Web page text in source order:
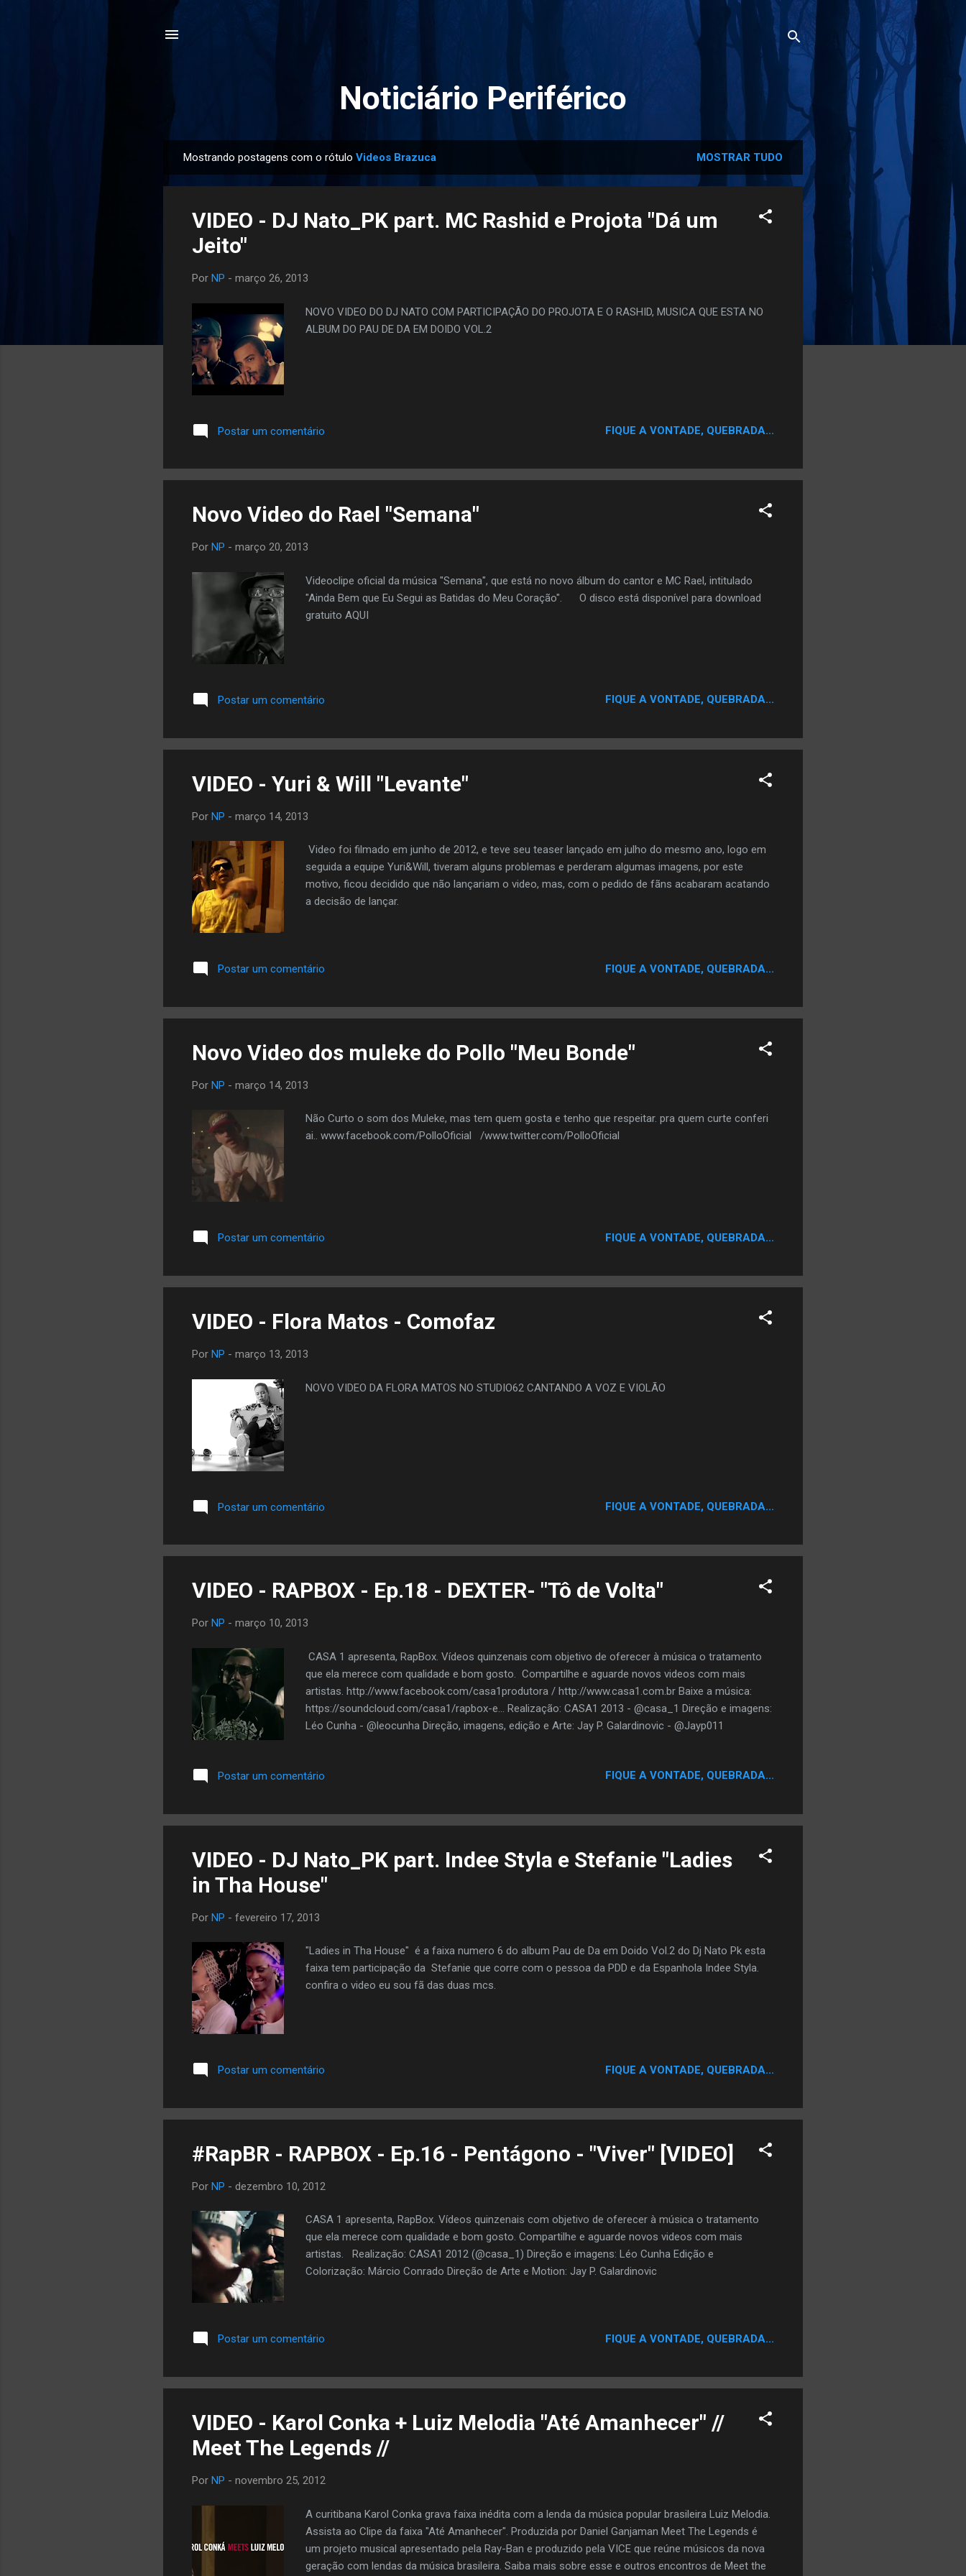
Noticiário Periférico
o
Mostrando postagens com o rótulo Videos Brazuca MOSTRAR TUDO
VIDEO - DJ Nato_PK part. MC Rashid e Projota "Dá um
Jeito"
Por NP - março 26, 2013
NOVO VIDEO DO DJ NATO COM PARTICIPAÇÃO DO PROJOTA E O RASHID, MUSICA QUE ESTA NO
ALBUM DO PAU DE DA EM DOIDO VOL.2
Postar um comentário FIQUE A VONTADE, QUEBRADA...
Novo Video do Rael "Semana"
Por NP - março 20, 2013
Videoclipe oficial da música "Semana", que está no novo álbum do cantor e MC Rael, intitulado
"Ainda Bem que Eu Segui as Batidas do Meu Coração". O disco está disponível para download
gratuito AQUI
Postar um comentário FIQUE A VONTADE, QUEBRADA...
VIDEO - Yuri & Will "Levante"
Por NP - março 14, 2013
Video foi filmado em junho de 2012, e teve seu teaser lançado em julho do mesmo ano, logo em
seguida a equipe Yuri&Will, tiveram alguns problemas e perderam algumas imagens, por este
motivo, ficou decidido que não lançariam o video, mas, com o pedido de fãns acabaram acatando
a decisão de lançar.
Postar um comentário FIQUE A VONTADE, QUEBRADA...
Novo Video dos muleke do Pollo "Meu Bonde"
Por NP - março 14, 2013
Não Curto o som dos Muleke, mas tem quem gosta e tenho que respeitar. pra quem curte conferi
ai.. www.facebook.com/PolloOficial /www.twitter.com/PolloOficial
Postar um comentário FIQUE A VONTADE, QUEBRADA...
VIDEO - Flora Matos - Comofaz
Por NP - março 13, 2013
NOVO VIDEO DA FLORA MATOS NO STUDIO62 CANTANDO A VOZ E VIOLÃO
Postar um comentário FIQUE A VONTADE, QUEBRADA...
VIDEO - RAPBOX - Ep.18 - DEXTER- "Tô de Volta"
Por NP - março 10, 2013
CASA 1 apresenta, RapBox. Vídeos quinzenais com objetivo de oferecer à música o tratamento
que ela merece com qualidade e bom gosto. Compartilhe e aguarde novos videos com mais
artistas. http://www.facebook.com/casa1produtora / http://www.casa1.com.br Baixe a música:
https://soundcloud.com/casa1/rapbox-e... Realização: CASA1 2013 - @casa_1 Direção e imagens:
Léo Cunha - @leocunha Direção, imagens, edição e Arte: Jay P. Galardinovic - @Jayp011
Postar um comentário FIQUE A VONTADE, QUEBRADA...
VIDEO - DJ Nato_PK part. Indee Styla e Stefanie "Ladies
in Tha House"
Por NP - fevereiro 17, 2013
"Ladies in Tha House" é a faixa numero 6 do album Pau de Da em Doido Vol.2 do Dj Nato Pk esta
faixa tem participação da Stefanie que corre com o pessoa da PDD e da Espanhola Indee Styla.
confira o video eu sou fã das duas mcs.
Postar um comentário FIQUE A VONTADE, QUEBRADA...
#RapBR - RAPBOX - Ep.16 - Pentágono - "Viver" [VIDEO]
Por NP - dezembro 10, 2012
CASA 1 apresenta, RapBox. Vídeos quinzenais com objetivo de oferecer à música o tratamento
que ela merece com qualidade e bom gosto. Compartilhe e aguarde novos videos com mais
artistas. Realização: CASA1 2012 (@casa_1) Direção e imagens: Léo Cunha Edição e
Colorização: Márcio Conrado Direção de Arte e Motion: Jay P. Galardinovic
Postar um comentário FIQUE A VONTADE, QUEBRADA...
VIDEO - Karol Conka + Luiz Melodia "Até Amanhecer" //
Meet The Legends //
Por NP - novembro 25, 2012
A curitibana Karol Conka grava faixa inédita com a lenda da música popular brasileira Luiz Melodia.
Assista ao Clipe da faixa "Até Amanhecer". Produzida por Daniel Ganjaman Meet The Legends é
um projeto musical apresentado pela Ray-Ban e produzido pela VICE que reúne músicos da nova
geração com lendas da música brasileira. Saiba mais sobre esse e outros encontros de Meet the